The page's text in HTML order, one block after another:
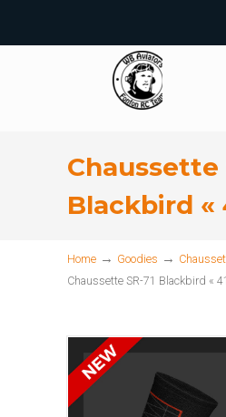
Chaussette
Blackbird «
Home → Goodies →
Chaussette SR-71 Blackbird «